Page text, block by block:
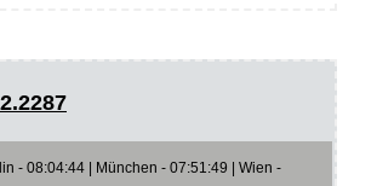
- 08:04:44 | München - 07:51:49 | Wien -